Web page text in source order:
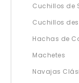
Cuchillos de
Cuchillos
Hachas de
Machetes
Navajas